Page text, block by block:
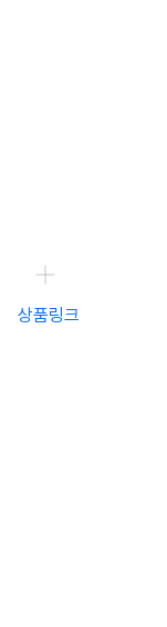
상품링크